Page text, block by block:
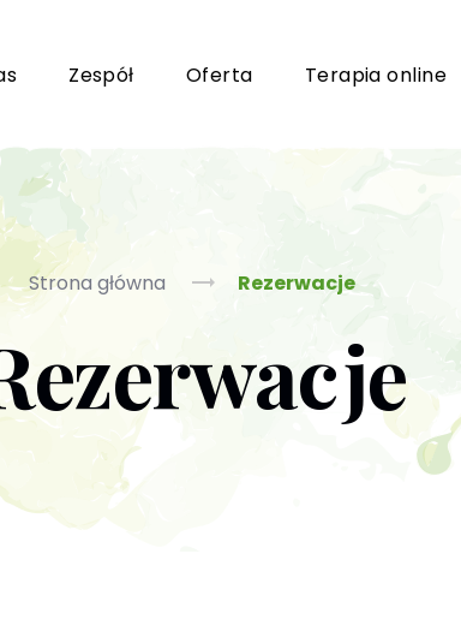
Zespół Oferta Terapia online
wsparcia i TUSy dla osób dorosłych
seksuologiczne
par i małżeństwa
uzależnień (PL / EN)
Strona główna Rezerwacje